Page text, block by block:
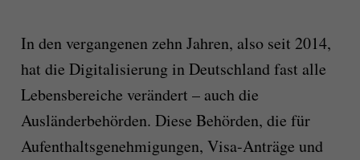
In den vergangenen zehn Jahren, also seit 2014,
hat die Digitalisierung in Deutschland fast alle
Lebensbereiche verändert – auch die
Ausländerbehörden. Diese Behörden, die für
Aufenthaltsgenehmigungen, Visa-Anträge und